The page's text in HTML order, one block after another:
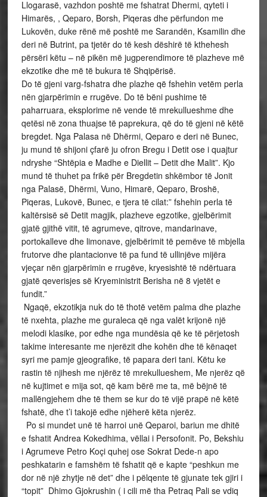
Llogarasë, vazhdon poshtë me fshatrat Dhermi, qyteti i
Himarës, , Qeparo, Borsh, Piqeras dhe përfundon me
Lukovën, duke rënë më poshtë me Sarandën, Ksamilin dhe
deri në Butrint, pa tjetër do të kesh dëshirë të kthehesh
përsëri këtu – në pikën më jugperendimore të plazheve më
ekzotike dhe më të bukura të Shqipërisë.
Do të gjeni varg-fshatra dhe plazhe që fshehin vetëm perla
nën gjarpërimin e rrugëve. Do të bëni pushime të
paharruara, eksplorime në vende të mrekullueshme dhe
qetësi në zona thuajse të paprekura, që do të gjeni në këtë
bregdet. Nga Palasa në Dhërmi, Qeparo e deri në Bunec,
ju mund të shijoni çfarë ju ofron Bregu i Detit ose i quajtur
ndryshe “Shtëpia e Madhe e Diellit – Detit dhe Malit”. Kjo
mund të thuhet pa frikë për Bregdetin shkëmbor të Jonit
nga Palasë, Dhërmi, Vuno, Himarë, Qeparo, Broshë,
Piqeras, Lukovë, Bunec, e tjera të cilat:” fshehin perla të
kaltërsisë së Detit magjik, plazheve egzotike, gjelbërimit
gjatë gjithë vitit, të agrumeve, qitrove, mandarinave,
portokalleve dhe limonave, gjelbërimit të pemëve të mbjella
frutorve dhe plantacionve të pa fund të ullinjëve mijëra
vjeçar nën gjarpërimin e rrugëve, kryesishtë të ndërtuara
gjatë qeverisjes së Kryeministrit Berisha në 8 vjetët e
fundit.”
Ngaqë, ekzotikja nuk do të thotë vetëm palma dhe plazhe
të nxehta, plazhe me guraleca që nga valët krijonë një
melodi klasike, por edhe nga mundësia që ke të përjetosh
takime interesante me njerëzit dhe kohën dhe të kënaqet
syri me pamje gjeografike, të papara deri tani. Këtu ke
rastin të njihesh me njërëz të mrekullueshem, Me njerëz që
në kujtimet e mija sot, që kam bërë me ta, më bëjnë të
mallëngjehem dhe të them se kur do të vijë prapë në këtë
fshatë, dhe t’i takojë edhe njëherë këta njerëz.
Po si mundet unë të harroi unë Qeparoi, bariun me dhitë
e fshatit Andrea Kokedhima, vëllai i Persofonit. Po, Bekshiu
i Agrumeve Petro Koçi quhej ose Sokrat Dede-n apo
peshkatarin e famshëm të fshatit që e kapte “peshkun me
dor në një zhytje në det” dhe i pëlqente të gjunate tek gjiri i
“topit” Dhimo Gjokrushin ( i cili më tha Petraq Pali se vdiq